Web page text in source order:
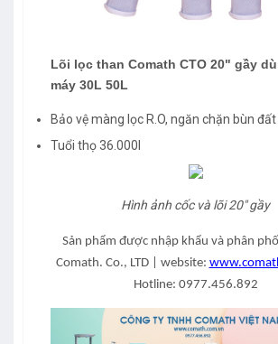
Lõi lọc than Comath CTO 20" gầy
máy 30L 50L
Bảo vệ màng lọc R.O, ngăn chặn bùn đất
Tuổi thọ 36.000l
Hình ảnh cốc và lõi 20" gầy
Sản phẩm được nhập khẩu và phân
Comath. Co., LTD | website:
Hotline: 0977.456.892